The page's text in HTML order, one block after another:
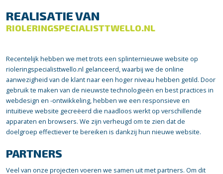
REALISATIE VAN
RIOLERINGSPECIALISTTWELLO.NL
Recentelijk hebben we met trots een splinternieuwe website op
rioleringspecialisttwello.nl gelanceerd, waarbij we de online
aanwezigheid van de klant naar een hoger niveau hebben getild. Door
gebruik te maken van de nieuwste technologieën en best practices in
webdesign en -ontwikkeling, hebben we een responsieve en
intuïtieve website gecreëerd die naadloos werkt op verschillende
apparaten en browsers. We zijn verheugd om te zien dat de
doelgroep effectiever te bereiken is dankzij hun nieuwe website.
PARTNERS
Veel van onze projecten voeren we samen uit met partners. Om dit